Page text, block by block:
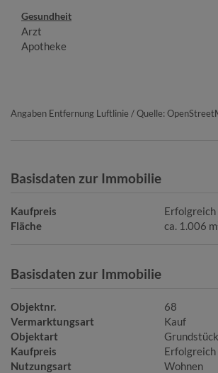
Gesundheit
Arzt
Apotheke
Angaben Entfernung Luftlinie / Quelle:
Basisdaten zur Immobilie
Kaufpreis
Fläche
ca. 1.006 m
Basisdaten zur Immobilie
Objektnr.
68
Vermarktungsart
Kauf
Objektart
Grundstück
Kaufpreis
Nutzungsart
Wohnen